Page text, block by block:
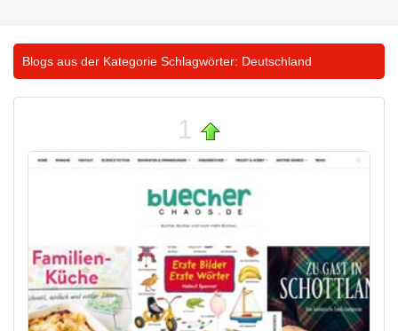
Blogs aus der Kategorie Schlagwörter: Deutschland
1